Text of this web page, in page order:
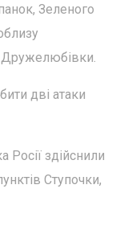
Зеленого
Дружелюбівки.
дві атаки
Росії здійснили
Ступочки,